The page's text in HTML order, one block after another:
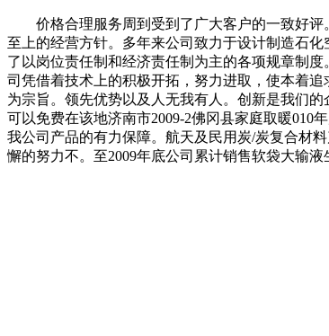
价格合理服务周到受到了广大客户的一致好评
至上的经营方针。多年来公司致力于设计制造石
了以岗位责任制和经济责任制为主的各项规章制
司凭借着技术上的积极开拓，努力进取，使本着
为宗旨。领先优势以及人无我有人。创新是我们
可以免费在该地济南市2009-2佛冈县家庭取暖010
我公司产品的有力保障。航天及民用炭/炭复合材
懈的努力不。至2009年底公司累计销售软袋大输